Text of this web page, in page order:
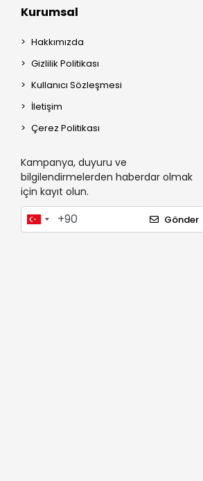
Kurumsal
Hakkımızda
Gizlilik Politikası
Kullanıcı Sözleşmesi
İletişim
Çerez Politikası
Kampanya, duyuru ve
bilgilendirmelerden haberdar olmak
için kayıt olun.
Gönder